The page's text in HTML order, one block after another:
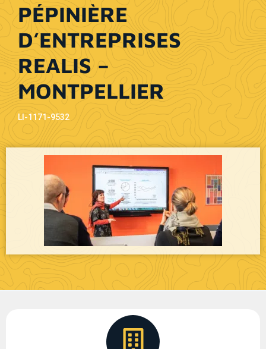
PÉPINIÈRE
D’ENTREPRISES
REALIS –
MONTPELLIER
LI-1171-9532